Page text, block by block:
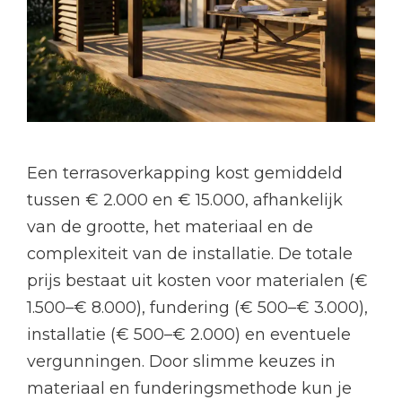
Een terrasoverkapping kost gemiddeld
tussen € 2.000 en € 15.000, afhankelijk
van de grootte, het materiaal en de
complexiteit van de installatie. De totale
prijs bestaat uit kosten voor materialen (€
1.500–€ 8.000), fundering (€ 500–€ 3.000),
installatie (€ 500–€ 2.000) en eventuele
vergunningen. Door slimme keuzes in
materiaal en funderingsmethode kun je